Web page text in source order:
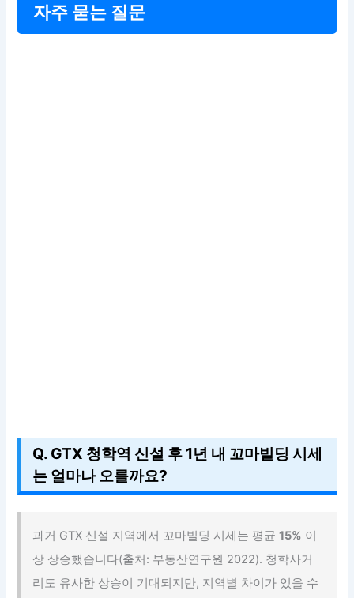
자주 묻는 질문
Q. GTX 청학역 신설 후 1년 내 꼬마빌딩 시세
는 얼마나 오를까요?
과거 GTX 신설 지역에서 꼬마빌딩 시세는 평균15% 이
상 상승했습니다(출처: 부동산연구원 2022). 청학사거
리도 유사한 상승이 기대되지만, 지역별 차이가 있을 수